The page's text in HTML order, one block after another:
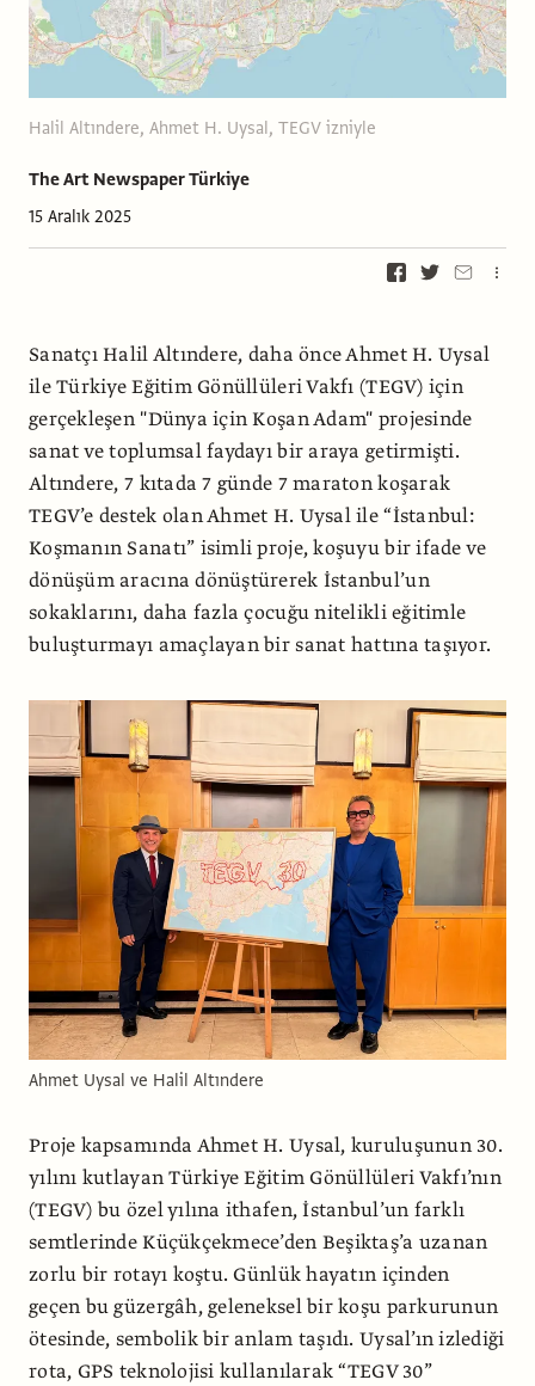
The Art Newspaper Türkiye
15 Aralık 2025
Halil Altındere, Ahmet H. Uysal, TEGV izniyle
Sanatçı Halil Altındere, daha önce Ahmet H. Uysal
ile Türkiye Eğitim Gönüllüleri Vakfı (TEGV) için
gerçekleşen "Dünya için Koşan Adam" projesinde
sanat ve toplumsal faydayı bir araya getirmişti.
Altındere, 7 kıtada 7 günde 7 maraton koşarak
TEGV’e destek olan Ahmet H. Uysal ile “İstanbul:
Koşmanın Sanatı” isimli proje, koşuyu bir ifade ve
dönüşüm aracına dönüştürerek İstanbul’un
sokaklarını, daha fazla çocuğu nitelikli eğitimle
buluşturmayı amaçlayan bir sanat hattına taşıyor.
Ahmet Uysal ve Halil Altındere
Proje kapsamında Ahmet H. Uysal, kuruluşunun 30.
yılını kutlayan Türkiye Eğitim Gönüllüleri Vakfı’nın
(TEGV) bu özel yılına ithafen, İstanbul’un farklı
semtlerinde Küçükçekmece’den Beşiktaş’a uzanan
zorlu bir rotayı koştu. Günlük hayatın içinden
geçen bu güzergâh, geleneksel bir koşu parkurunun
ötesinde, sembolik bir anlam taşıdı. Uysal’ın izlediği
rota, GPS teknolojisi kullanılarak “TEGV 30”